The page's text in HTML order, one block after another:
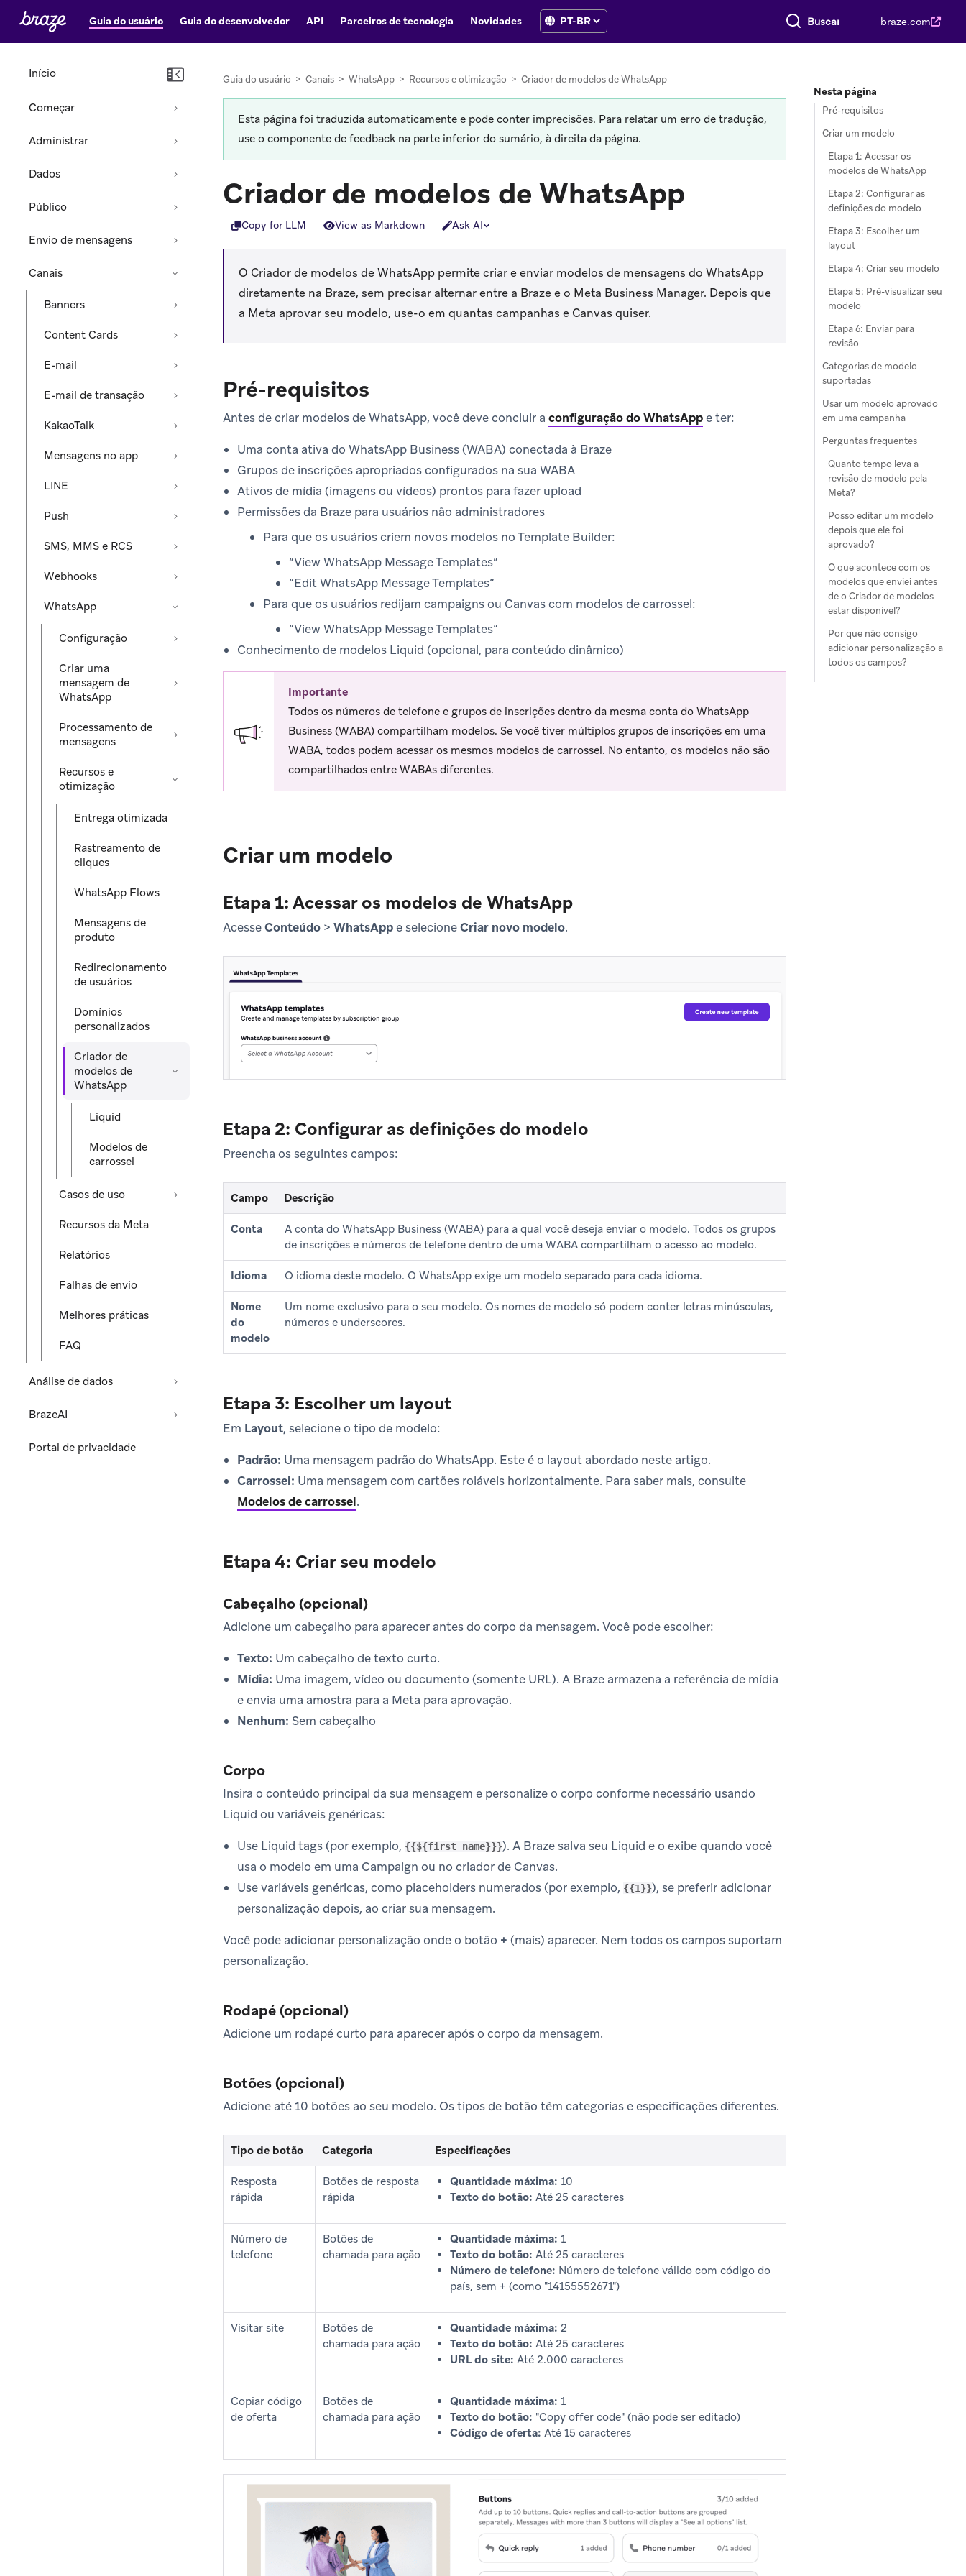
Guia do usuário Guia do desenvolvedor API Parceiros de tecnologia Novidades Buscar tudo braze.com
Início
Começar
Administrar
Dados
Público
Envio de mensagens
Canais
Banners
Content Cards
E-mail
E-mail de transação
KakaoTalk
Mensagens no app
LINE
Push
SMS, MMS e RCS
Webhooks
WhatsApp
Configuração
Criar uma
mensagem de
WhatsApp
Processamento de
mensagens
Recursos e
otimização
Entrega otimizada
Rastreamento de
cliques
WhatsApp Flows
Mensagens de
produto
Redirecionamento
de usuários
Domínios
personalizados
Criador de
modelos de
WhatsApp
Liquid
Modelos de
carrossel
Casos de uso
Recursos da Meta
Relatórios
Falhas de envio
Melhores práticas
FAQ
Análise de dados
BrazeAI
Portal de privacidade
Guia do usuário > Canais > WhatsApp > Recursos e otimização > Criador de modelos de WhatsApp
Esta página foi traduzida automaticamente e pode conter imprecisões. Para relatar um erro de tradução,
use o componente de feedback na parte inferior do sumário, à direita da página.
Criador de modelos de WhatsApp
Copy for LLM View as Markdown Ask AI
O Criador de modelos de WhatsApp permite criar e enviar modelos de mensagens do WhatsApp
diretamente na Braze, sem precisar alternar entre a Braze e o Meta Business Manager. Depois que
a Meta aprovar seu modelo, use-o em quantas campanhas e Canvas quiser.
Pré-requisitos
Antes de criar modelos de WhatsApp, você deve concluir a configuração do WhatsAppe ter:
Uma conta ativa do WhatsApp Business (WABA) conectada à Braze
Grupos de inscrições apropriados configurados na sua WABA
Ativos de mídia (imagens ou vídeos) prontos para fazer upload
Permissões da Braze para usuários não administradores
Para que os usuários criem novos modelos no Template Builder:
“View WhatsApp Message Templates”
“Edit WhatsApp Message Templates”
Para que os usuários redijam campaigns ou Canvas com modelos de carrossel:
“View WhatsApp Message Templates”
Conhecimento de modelos Liquid (opcional, para conteúdo dinâmico)
Importante
Todos os números de telefone e grupos de inscrições dentro da mesma conta do WhatsApp
Business (WABA) compartilham modelos. Se você tiver múltiplos grupos de inscrições em uma
WABA, todos podem acessar os mesmos modelos de carrossel. No entanto, os modelos não são
compartilhados entre WABAs diferentes.
Criar um modelo
Etapa 1: Acessar os modelos de WhatsApp
AcesseConteúdo > WhatsAppe selecioneCriar novo modelo.
Etapa 2: Configurar as definições do modelo
Preencha os seguintes campos:
Campo Descrição
Conta
A conta do WhatsApp Business (WABA) para a qual você deseja enviar o modelo. Todos os grupos
de inscrições e números de telefone dentro de uma WABA compartilham o acesso ao modelo.
Idioma O idioma deste modelo. O WhatsApp exige um modelo separado para cada idioma.
Nome
do
modelo
Um nome exclusivo para o seu modelo. Os nomes de modelo só podem conter letras minúsculas,
números e underscores.
Etapa 3: Escolher um layout
Em Layout, selecione o tipo de modelo:
Padrão: Uma mensagem padrão do WhatsApp. Este é o layout abordado neste artigo.
Carrossel: Uma mensagem com cartões roláveis horizontalmente. Para saber mais, consulte
Modelos de carrossel.
Etapa 4: Criar seu modelo
Cabeçalho (opcional)
Adicione um cabeçalho para aparecer antes do corpo da mensagem. Você pode escolher:
Texto: Um cabeçalho de texto curto.
Mídia: Uma imagem, vídeo ou documento (somente URL). A Braze armazena a referência de mídia
e envia uma amostra para a Meta para aprovação.
Nenhum: Sem cabeçalho
Corpo
Insira o conteúdo principal da sua mensagem e personalize o corpo conforme necessário usando
Liquid ou variáveis genéricas:
Use Liquid tags (por exemplo, {{${first_name}}}). A Braze salva seu Liquid e o exibe quando você
usa o modelo em uma Campaign ou no criador de Canvas.
Use variáveis genéricas, como placeholders numerados (por exemplo, {{1}}), se preferir adicionar
personalização depois, ao criar sua mensagem.
Você pode adicionar personalização onde o botão + (mais) aparecer. Nem todos os campos suportam
personalização.
Rodapé (opcional)
Adicione um rodapé curto para aparecer após o corpo da mensagem.
Botões (opcional)
Adicione até 10 botões ao seu modelo. Os tipos de botão têm categorias e especificações diferentes.
Tipo de botão Categoria Especificações
Resposta
rápida
Botões de resposta
rápida
Quantidade máxima: 10
Texto do botão: Até 25 caracteres
Número de
telefone
Botões de
chamada para ação
Quantidade máxima: 1
Texto do botão: Até 25 caracteres
Número de telefone: Número de telefone válido com código do
país, sem + (como "14155552671")
Visitar site
Botões de
chamada para ação
Quantidade máxima: 2
Texto do botão: Até 25 caracteres
URL do site: Até 2.000 caracteres
Copiar código
de oferta
Botões de
chamada para ação
Quantidade máxima: 1
Texto do botão: "Copy offer code" (não pode ser editado)
Código de oferta: Até 15 caracteres
Nesta página
Pré-requisitos
Criar um modelo
Etapa 1: Acessar os
modelos de WhatsApp
Etapa 2: Configurar as
definições do modelo
Etapa 3: Escolher um
layout
Etapa 4: Criar seu modelo
Etapa 5: Pré-visualizar seu
modelo
Etapa 6: Enviar para
revisão
Categorias de modelo
suportadas
Usar um modelo aprovado
em uma campanha
Perguntas frequentes
Quanto tempo leva a
revisão de modelo pela
Meta?
Posso editar um modelo
depois que ele foi
aprovado?
O que acontece com os
modelos que enviei antes
de o Criador de modelos
estar disponível?
Por que não consigo
adicionar personalização a
todos os campos?